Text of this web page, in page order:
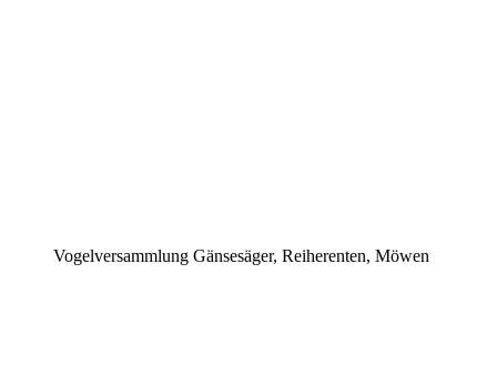
Vogelversammlung Gänsesäger, Reiherenten, Möwen